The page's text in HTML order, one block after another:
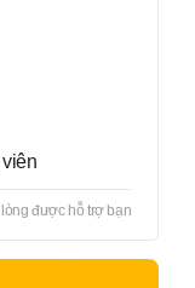
được hỗ trợ bạn